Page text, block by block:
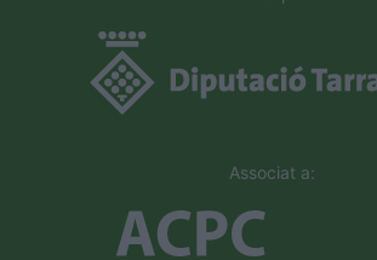
Associat a: